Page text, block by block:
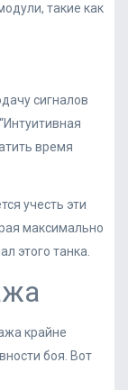
такие как
сигналов
время
учесть эти
максимально
этого танка.
крайне
боя. Вот